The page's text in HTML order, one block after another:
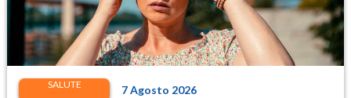
SALUTE 7 Agosto 2026